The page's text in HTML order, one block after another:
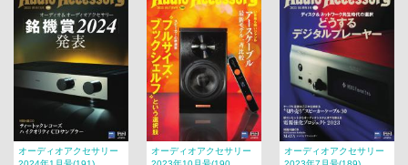
オーディオアクセサリー
オーディオアクセサリー
オーディオアクセサリー